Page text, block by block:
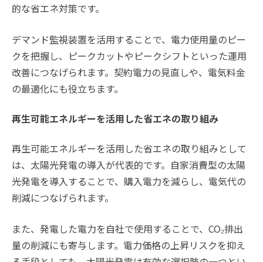
的な省エネ対策です。
デマンド監視装置を活用することで、電力使用量のピー
クを把握し、ピークカットやピークシフトといった運用
改善につなげられます。契約電力の見直しや、電気料金
の最適化にも役立ちます。
再生可能エネルギーを活用した省エネの取り組み
再生可能エネルギーを活用した省エネの取り組みとして
は、太陽光発電の導入が代表的です。自家消費型の太陽
光発電を導入することで、購入電力を減らし、電気代の
削減につなげられます。
また、発電した電力を自社で使用することで、CO₂排出
量の削減にも寄与します。電力価格の上昇リスクを抑え